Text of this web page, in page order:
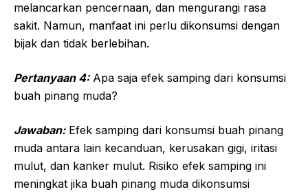
melancarkan pencernaan, dan mengurangi rasa
sakit. Namun, manfaat ini perlu dikonsumsi dengan
bijak dan tidak berlebihan.
Pertanyaan 4:Apa saja efek samping dari konsumsi
buah pinang muda?
Jawaban:Efek samping dari konsumsi buah pinang
muda antara lain kecanduan, kerusakan gigi, iritasi
mulut, dan kanker mulut. Risiko efek samping ini
meningkat jika buah pinang muda dikonsumsi